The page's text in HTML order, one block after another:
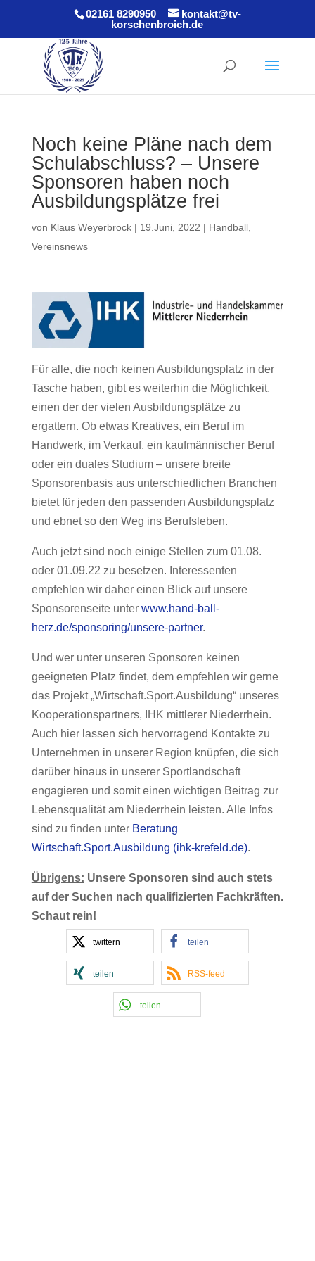
02161 8290950
kontakt@tv-
korschenbroich.de
Noch keine Pläne nach dem
Schulabschluss? – Unsere
Sponsoren haben noch
Ausbildungsplätze frei
von Klaus Weyerbrock| 19.Juni, 2022 | Handball,
Vereinsnews
Für alle, die noch keinen Ausbildungsplatz in der
Tasche haben, gibt es weiterhin die Möglichkeit,
einen der der vielen Ausbildungsplätze zu
ergattern. Ob etwas Kreatives, ein Beruf im
Handwerk, im Verkauf, ein kaufmännischer Beruf
oder ein duales Studium – unsere breite
Sponsorenbasis aus unterschiedlichen Branchen
bietet für jeden den passenden Ausbildungsplatz
und ebnet so den Weg ins Berufsleben.
Auch jetzt sind noch einige Stellen zum 01.08.
oder 01.09.22 zu besetzen. Interessenten
empfehlen wir daher einen Blick auf unsere
Sponsorenseite unter www.hand-ball-
herz.de/sponsoring/unsere-partner.
Und wer unter unseren Sponsoren keinen
geeigneten Platz findet, dem empfehlen wir gerne
das Projekt „Wirtschaft.Sport.Ausbildung“ unseres
Kooperationspartners, IHK mittlerer Niederrhein.
Auch hier lassen sich hervorragend Kontakte zu
Unternehmen in unserer Region knüpfen, die sich
darüber hinaus in unserer Sportlandschaft
engagieren und somit einen wichtigen Beitrag zur
Lebensqualität am Niederrhein leisten. Alle Infos
sind zu finden unter Beratung
Wirtschaft.Sport.Ausbildung (ihk-krefeld.de).
Übrigens: Unsere Sponsoren sind auch stets
auf der Suchen nach qualifizierten Fachkräften.
Schaut rein!
twittern teilen
teilen RSS-feed
teilen